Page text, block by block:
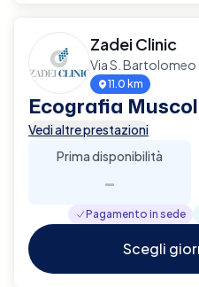
Zadei Clinic
Via S. Bartolomeo
11.0 km
Ecografia
Vedi altre prestazioni
Prima disponibilità
-
Pagamento in sede
Scegli